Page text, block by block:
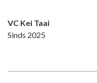
VC Kei Taai
Sinds 2025